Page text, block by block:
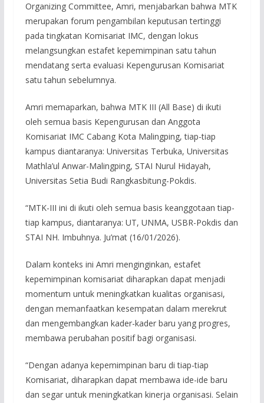
Organizing Committee, Amri, menjabarkan bahwa MTK
merupakan forum pengambilan keputusan tertinggi
pada tingkatan Komisariat IMC, dengan lokus
melangsungkan estafet kepemimpinan satu tahun
mendatang serta evaluasi Kepengurusan Komisariat
satu tahun sebelumnya.
Amri memaparkan, bahwa MTK III (All Base) di ikuti
oleh semua basis Kepengurusan dan Anggota
Komisariat IMC Cabang Kota Malingping, tiap-tiap
kampus diantaranya: Universitas Terbuka, Universitas
Mathla’ul Anwar-Malingping, STAI Nurul Hidayah,
Universitas Setia Budi Rangkasbitung-Pokdis.
“MTK-III ini di ikuti oleh semua basis keanggotaan tiap-
tiap kampus, diantaranya: UT, UNMA, USBR-Pokdis dan
STAI NH. Imbuhnya. Ju’mat (16/01/2026).
Dalam konteks ini Amri menginginkan, estafet
kepemimpinan komisariat diharapkan dapat menjadi
momentum untuk meningkatkan kualitas organisasi,
dengan memanfaatkan kesempatan dalam merekrut
dan mengembangkan kader-kader baru yang progres,
membawa perubahan positif bagi organisasi.
“Dengan adanya kepemimpinan baru di tiap-tiap
Komisariat, diharapkan dapat membawa ide-ide baru
dan segar untuk meningkatkan kinerja organisasi. Selain